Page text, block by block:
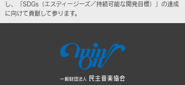
し、「SDGs（エスディージーズ／持続可能な開発目標）」の達成
に向けて貢献して参ります。